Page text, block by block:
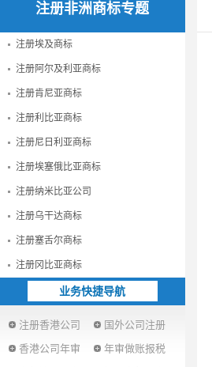
注册非洲商标专题
注册埃及商标
注册阿尔及利亚商标
注册肯尼亚商标
注册利比亚商标
注册尼日利亚商标
注册埃塞俄比亚商标
注册纳米比亚公司
注册乌干达商标
注册塞舌尔商标
注册冈比亚商标
业务快捷导航
注册香港公司
国外公司注册
香港公司年审
年审做账报税